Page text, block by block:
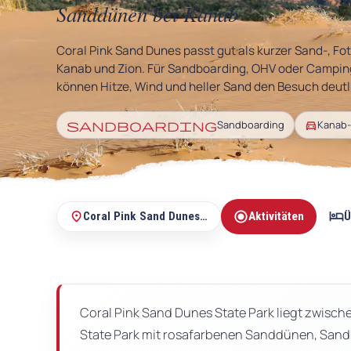
travel_explore
sortieren möchtest, welche
Zieltypen zu Deiner Reise
public
50 Staaten, viele
Regionen und sehr
unterschiedliche
route
Der zentrale Einstieg für
komplette Routen und
Du Deine Reise gerade
sortierst.
Sanddünen bei Kanab
Coral Pink Sand Dunes passt gut als kurzer Sand-,
Kanab und Zion. Für Sandboarding, OHV oder
können Hitze, Wind und heller Sand den Besuch
sandboardingSandboarding directions_car
dieser
Seite
place Coral Pink Sand Dunes State Park radio_button_checkedAktivitäten hotel
Coral Pink Sand Dunes State Park liegt
State Park mit rosafarbenen Sanddünen,